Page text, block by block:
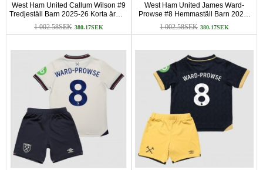
West Ham United Callum Wilson #9
Tredjeställ Barn 2025-26 Korta ärmar
(+ Korta byxor)
1 002.58SEK 380.17SEK
West Ham United James Ward-
Prowse #8 Hemmaställ Barn 2025-
26 Korta ärmar (+ Korta byxor)
1 002.58SEK 380.17SEK